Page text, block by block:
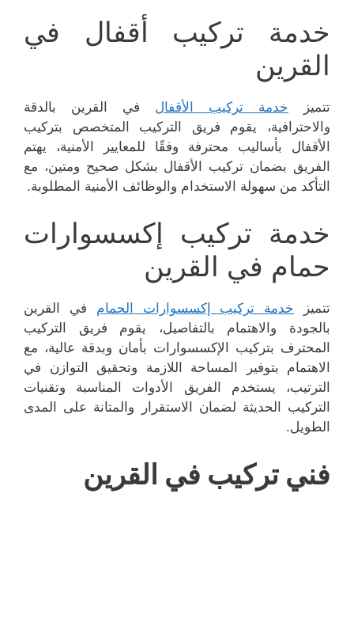
خدمة تركيب أقفال في
القرين
تتميز خدمة تركيب الأقفال في القرين بالدقة
والاحترافية، يقوم فريق التركيب المتخصص بتركيب
الأقفال بأساليب محترفة وفقًا للمعايير الأمنية، يهتم
الفريق بضمان تركيب الأقفال بشكل صحيح ومتين، مع
التأكد من سهولة الاستخدام والوظائف الأمنية المطلوبة.
خدمة تركيب إكسسوارات
حمام في القرين
تتميز خدمة تركيب إكسسوارات الحمام في القرين
بالجودة والاهتمام بالتفاصيل، يقوم فريق التركيب
المحترف بتركيب الإكسسوارات بأمان وبدقة عالية، مع
الاهتمام بتوفير المساحة اللازمة وتحقيق التوازن في
الترتيب، يستخدم الفريق الأدوات المناسبة وتقنيات
التركيب الحديثة لضمان الاستقرار والمتانة على المدى
الطويل.
فني تركيب في القرين